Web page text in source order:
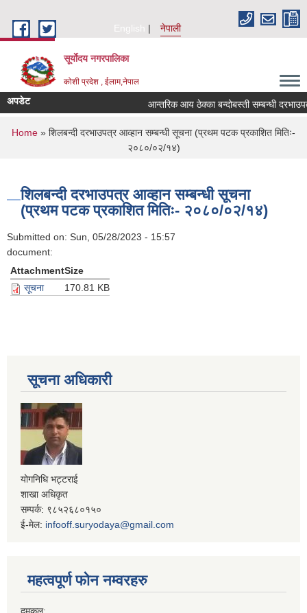
English
नेपाली
सूर्याेदय नगरपालिका
कोशी प्रदेश , ईलाम,नेपाल
अपडेट आन्तरिक आय ठेक्का बन्दोबस्ती सम्बन्धी
You are here
Home » शिलबन्दी दरभाउपत्र आव्हान सम्बन्धी सूचना (प्रथम पटक प्रकाशित मितिः-
२०८०/०२/१४)
शिलबन्दी दरभाउपत्र आव्हान सम्बन्धी सूचना
(प्रथम पटक प्रकाशित मितिः- २०८०/०२/१४)
Submitted on: Sun, 05/28/2023 - 15:57
document:
AttachmentSize
सूचना
170.81 KB
सूचना अधिकारी
योगनिधि भट्टराई
शाखा अधिकृत
सम्पर्क: ९८५२६८०१५०
ई-मेल: infooff.suryodaya@gmail.com
महत्वपूर्ण फोन नम्वरहरु